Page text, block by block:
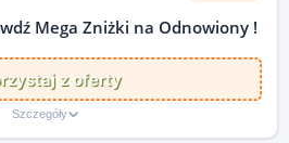
Mega Zniżki na Odnowiony !
z oferty
Szczegóły